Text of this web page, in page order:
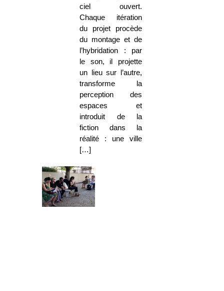
ciel ouvert.
Chaque itération
du projet procède
du montage et de
l’hybridation : par
le son, il projette
un lieu sur l’autre,
transforme la
perception des
espaces et
introduit de la
fiction dans la
réalité : une ville
[…]